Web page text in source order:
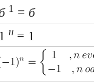
1 = б
1 н = 1